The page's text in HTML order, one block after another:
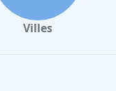
Villes